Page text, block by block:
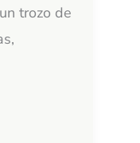
trozo de